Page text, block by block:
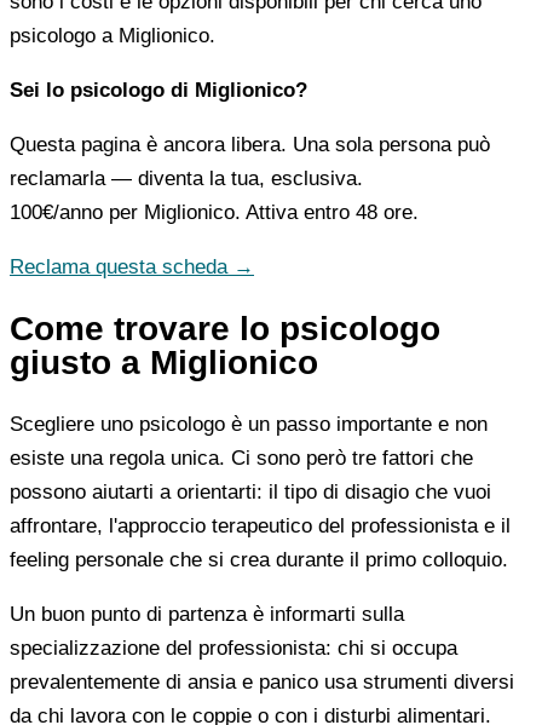
psicologo a Miglionico.
Sei lo psicologo di Miglionico?
Questa pagina è ancora libera. Una sola persona può
reclamarla — diventa la tua, esclusiva.
100€/anno per Miglionico. Attiva entro 48 ore.
Reclama questa scheda →
Come trovare lo psicologo
giusto a Miglionico
Scegliere uno psicologo è un passo importante e non
esiste una regola unica. Ci sono però tre fattori che
possono aiutarti a orientarti: il tipo di disagio che vuoi
affrontare, l'approccio terapeutico del professionista e il
feeling personale che si crea durante il primo colloquio.
Un buon punto di partenza è informarti sulla
specializzazione del professionista: chi si occupa
prevalentemente di ansia e panico usa strumenti diversi
da chi lavora con le coppie o con i disturbi alimentari.